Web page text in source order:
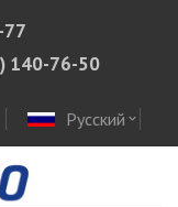
140-76-50
Русский expand_more